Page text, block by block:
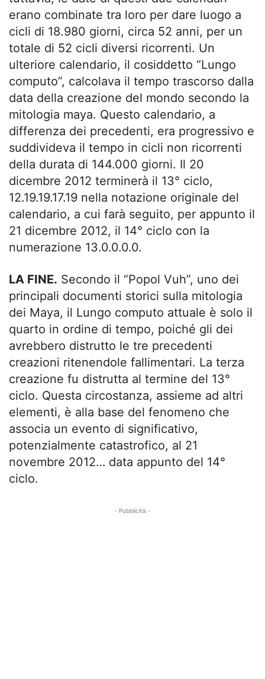
erano combinate tra loro per dare luogo a
cicli di 18.980 giorni, circa 52 anni, per un
totale di 52 cicli diversi ricorrenti. Un
ulteriore calendario, il cosiddetto “Lungo
computo”, calcolava il tempo trascorso dalla
data della creazione del mondo secondo la
mitologia maya. Questo calendario, a
differenza dei precedenti, era progressivo e
suddivideva il tempo in cicli non ricorrenti
della durata di 144.000 giorni. Il 20
dicembre 2012 terminerà il 13° ciclo,
12.19.19.17.19 nella notazione originale del
calendario, a cui farà seguito, per appunto il
21 dicembre 2012, il 14° ciclo con la
numerazione 13.0.0.0.0.
LA FINE. Secondo il “Popol Vuh”, uno dei
principali documenti storici sulla mitologia
dei Maya, il Lungo computo attuale è solo il
quarto in ordine di tempo, poiché gli dei
avrebbero distrutto le tre precedenti
creazioni ritenendole fallimentari. La terza
creazione fu distrutta al termine del 13°
ciclo. Questa circostanza, assieme ad altri
elementi, è alla base del fenomeno che
associa un evento di significativo,
potenzialmente catastrofico, al 21
novembre 2012… data appunto del 14°
ciclo.
- Pubblicità -